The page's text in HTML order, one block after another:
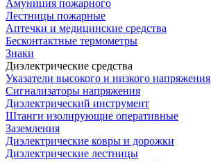
Амуниция пожарного
Лестницы пожарные
Аптечки и медицинские средства
Бесконтактные термометры
Знаки
Диэлектрические средства
Указатели высокого и низкого напряжения
Сигнализаторы напряжения
Диэлектрический инструмент
Штанги изолирующие оперативные
Заземления
Диэлектрические ковры и дорожки
Диэлектрические лестницы